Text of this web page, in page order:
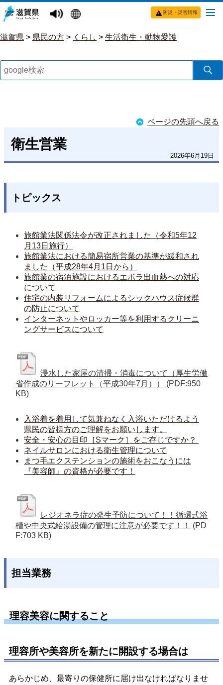
防災・災害情報
滋賀県 > 県民の方 > くらし > 生活衛生・動物愛護
ページの先頭へ戻る
衛生営業
2026年6月19日
トピックス
旅館業法関係法令が改正されました（令和5年12
月13日施行）
旅館業法における簡易宿所営業の基準が緩和され
ました（平成28年4月1日から）
旅館業の宿泊施設におけるエボラ出血熱への対応
について
住宅の内装リフォームによるシックハウス症候群
の防止について
インターネットやロッカー等を利用するクリーニ
ングサービスについて
浸水した家屋の清掃・消毒について（厚生労働
省作成のリーフレット（平成30年7月）） (PDF:950
KB)
入浴着を着用して気兼ねなく入浴いただけるよう
県民の皆様方のご理解をお願いします。
安全・安心の目印［Sマーク］をご存じですか？
ネイルサロンにおける衛生管理について
まつ毛エクステンションの施術をおこなうには
『美容師』の資格が必要です！
レジオネラ症の発生予防について！！循環式浴
槽や中央式給湯設備の管理に注意が必要です！！
(PD
F:703 KB)
担当業務
理容美容に関すること
理容所や美容所を新たに開設する場合は
あらかじめ、最寄りの保健所に届け出なければなりませ